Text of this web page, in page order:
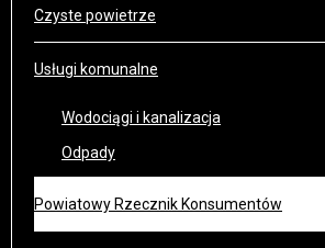
Czyste powietrze
Usługi komunalne
Wodociągi i kanalizacja
Odpady
Powiatowy Rzecznik Konsumentów